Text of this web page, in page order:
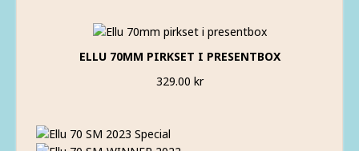
ELLU 70MM PIRKSET I PRESENTBOX
329.00 kr